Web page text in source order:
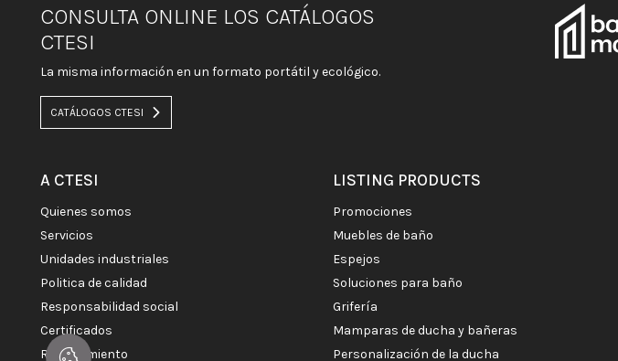
CONSULTA ONLINE LOS CATÁLOGOS
CTESI
La misma información en un formato portátil y ecológico.
CATÁLOGOS CTESI
A CTESI
quienes somos
servicios
unidades industriales
politica de calidad
responsabilidad social
certificados
reclutamiento
LISTING PRODUCTS
promociones
muebles de baño
espejos
soluciones para baño
grifería
mamparas de ducha y bañeras
personalización de la ducha